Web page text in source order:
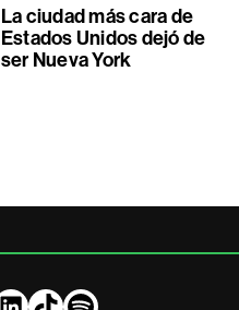
La ciudad más cara de
Estados Unidos dejó de
ser Nueva York